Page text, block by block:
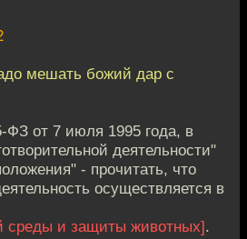
мешать божий дар с
от 7 июля 1995 года, в
деятельности"
- прочитать, что
осуществляется в
среды и защиты животных].